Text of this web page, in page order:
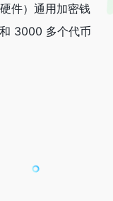
件）通用加密钱
3000 多个代币